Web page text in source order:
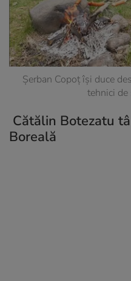
Șerban Copoț își duce
tehnici de
Cătălin Botezatu
Boreală